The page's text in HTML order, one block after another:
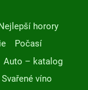
horory
Počasí
Auto – katalog
Svařené víno